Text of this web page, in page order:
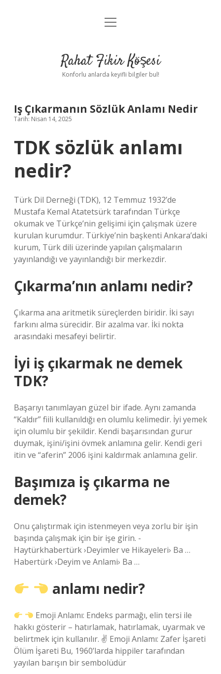
Anasayfa
Yasal Uyarı
menüyü
Rahat Fikir Köşesi
Konforlu anlarda keyifli bilgiler bul!
Iş Çıkarmanın Sözlük Anlamı Nedir
Tarih: Nisan 14, 2025
TDK sözlük anlamı
nedir?
Türk Dil Derneği (TDK), 12 Temmuz 1932’de
Mustafa Kemal Atatetsürk tarafından Türkçe
okumak ve Türkçe’nin gelişimi için çalışmak üzere
kurulan kurumdur. Türkiye’nin başkenti Ankara’daki
kurum, Türk dili üzerinde yapılan çalışmaların
yayınlandığı ve yayınlandığı bir merkezdir.
Çıkarma’nın anlamı nedir?
Çıkarma ana aritmetik süreçlerden biridir. İki sayı
farkını alma sürecidir. Bir azalma var. İki nokta
arasındaki mesafeyi belirtir.
İyi iş çıkarmak ne demek
TDK?
Başarıyı tanımlayan güzel bir ifade. Aynı zamanda
“Kaldır” fiili kullanıldığı en olumlu kelimedir. İyi yemek
için olumlu bir şekildir. Kendi başarısından gurur
duymak, işini/işini övmek anlamına gelir. Kendi geri
itin ve “aferin” 2006 işini kaldırmak anlamına gelir.
Başımıza iş çıkarma ne
demek?
Onu çalıştırmak için istenmeyen veya zorlu bir işin
başında çalışmak için bir işe girin. -
Haytürkhabertürk ›Deyimler ve Hikayeleri› Ba …
Habertürk ›Deyim ve Anlami› Ba …
anlamı nedir?
Emoji Anlamı: Endeks parmağı, elin tersi ile
hakkı gösterir – hatırlamak, hatırlamak, uyarmak ve
belirtmek için kullanılır. ✌ Emoji Anlamı: Zafer İşareti
Ölüm İşareti Bu, 1960’larda hippiler tarafından
yayılan barışın bir sembolüdür